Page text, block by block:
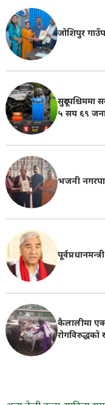
जोशिपुर
सुदूरपश्चिममा
५ सय ६९
भजनी
कैलालीमा एक